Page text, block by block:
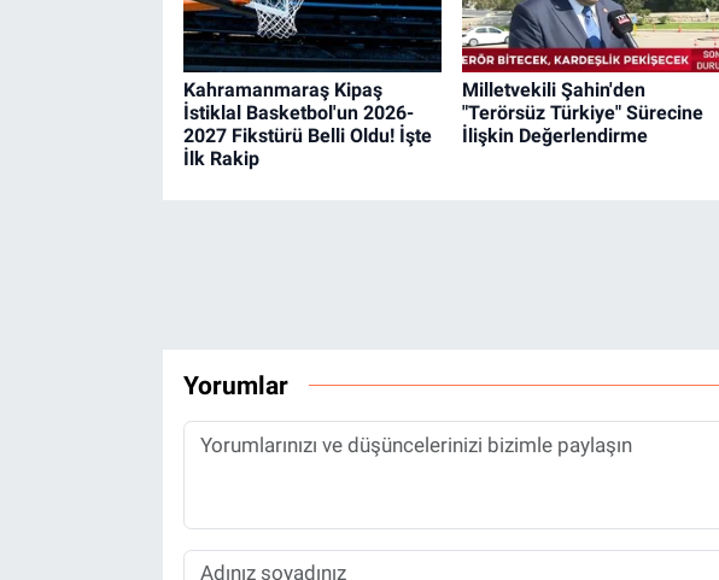
Kahramanmaraş Kipaş
İstiklal Basketbol'un 2026-
2027 Fikstürü Belli Oldu! İşte
İlk Rakip
Milletvekili Şahin'den
"Terörsüz Türkiye" Sürecine
İlişkin Değerlendirme
Yorumlar